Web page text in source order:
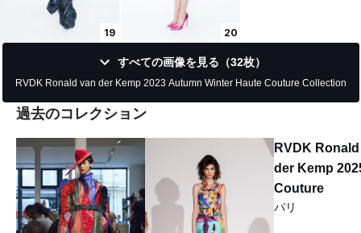
19 20
すべての画像を見る（32枚）
RVDK Ronald van der Kemp 2023 Autumn Winter Haute Couture Collection
過去のコレクション
RVDK
der Kemp
Couture
パリ